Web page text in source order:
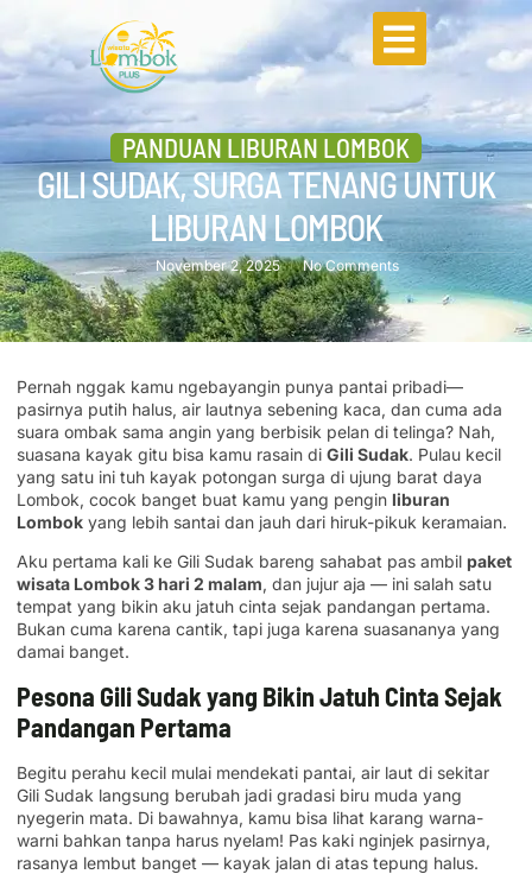
PANDUAN LIBURAN LOMBOK
GILI SUDAK, SURGA TENANG UNTUK
LIBURAN LOMBOK
November 2, 2025 No Comments
Pernah nggak kamu ngebayangin punya pantai pribadi—
pasirnya putih halus, air lautnya sebening kaca, dan cuma ada
suara ombak sama angin yang berbisik pelan di telinga? Nah,
suasana kayak gitu bisa kamu rasain di Gili Sudak. Pulau kecil
yang satu ini tuh kayak potongan surga di ujung barat daya
Lombok, cocok banget buat kamu yang pengin liburan
Lombok yang lebih santai dan jauh dari hiruk-pikuk keramaian.
Aku pertama kali ke Gili Sudak bareng sahabat pas ambil paket
wisata Lombok 3 hari 2 malam, dan jujur aja — ini salah satu
tempat yang bikin aku jatuh cinta sejak pandangan pertama.
Bukan cuma karena cantik, tapi juga karena suasananya yang
damai banget.
Pesona Gili Sudak yang Bikin Jatuh Cinta Sejak
Pandangan Pertama
Begitu perahu kecil mulai mendekati pantai, air laut di sekitar
Gili Sudak langsung berubah jadi gradasi biru muda yang
nyegerin mata. Di bawahnya, kamu bisa lihat karang warna-
warni bahkan tanpa harus nyelam! Pas kaki nginjek pasirnya,
rasanya lembut banget — kayak jalan di atas tepung halus.